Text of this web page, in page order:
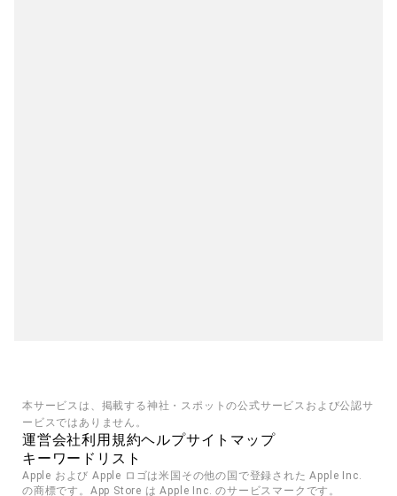
本サービスは、掲載する神社・スポットの公式サービスおよび公認サ
ービスではありません。
運営会社利用規約ヘルプサイトマップ
キーワードリスト
Apple および Apple ロゴは米国その他の国で登録された Apple Inc.
の商標です。App Store は Apple Inc. のサービスマークです。